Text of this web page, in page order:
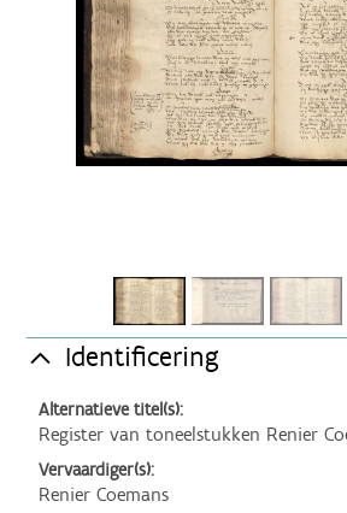
Identificering
Alternatieve titel(s):
Register van toneelstukken Renier
Vervaardiger(s):
Renier Coemans